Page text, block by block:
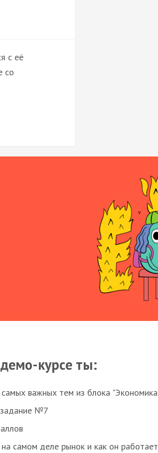
с её
со
курсе ты:
важных тем из блока
№7
самом деле рынок и как он